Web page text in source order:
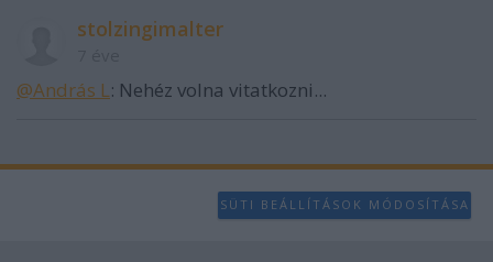
stolzingimalter
@András L: Nehéz volna vitatkozni...
SÜTI BEÁLLÍTÁSOK MÓDOSÍTÁSA